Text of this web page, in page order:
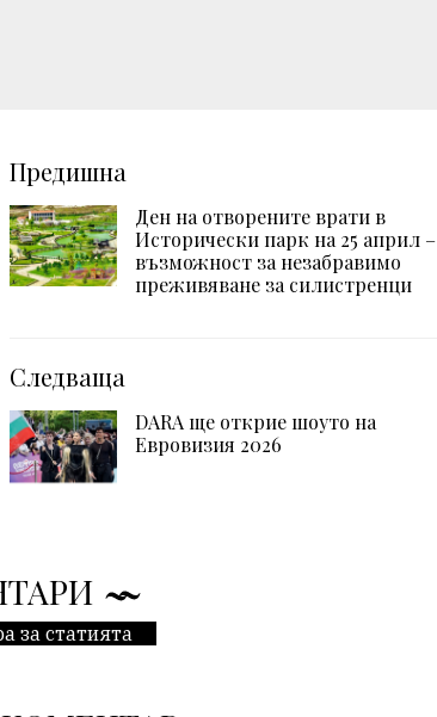
Предишна
Ден на отворените врати в
Исторически парк на 25 април –
възможност за незабравимо
преживяване за силистренци
Следваща
DARA ще открие шоуто на
Евровизия 2026
за статията